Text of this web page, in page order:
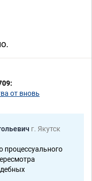
от вновь
г. Якутск
процессуального